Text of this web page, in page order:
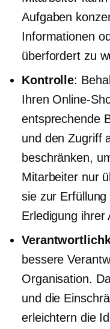
Aufgaben
Informationen
überfordert zu
Kontrolle:
Ihren Online-
entsprechende
und den Zugriff
beschränken,
Mitarbeiter nur
sie zur
Erledigung ihrer
bessere
Organisation.
und die
erleichtern die